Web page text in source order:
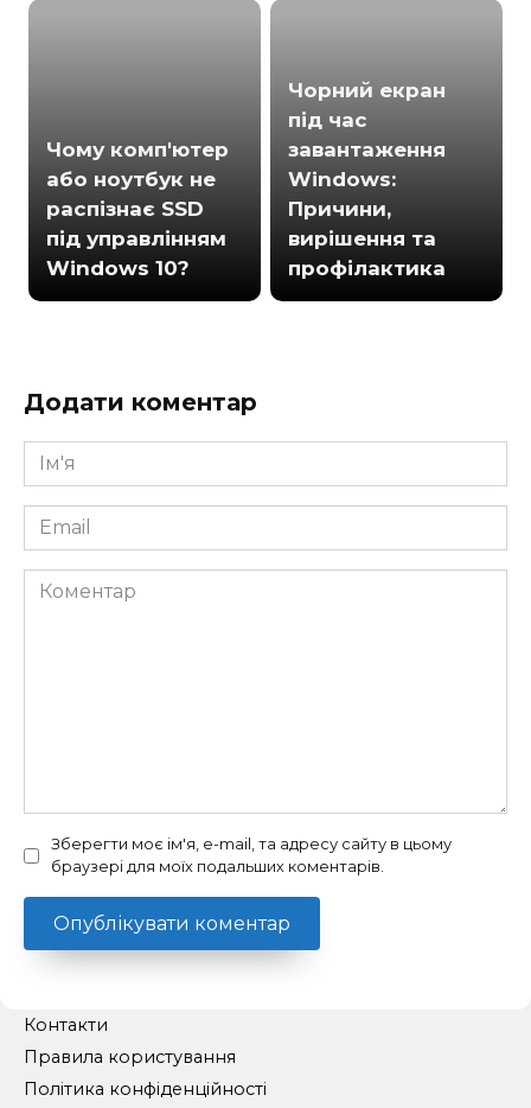
Чому комп'ютер
або ноутбук не
распізнає SSD
під управлінням
Windows 10?
Чорний екран
під час
завантаження
Windows:
Причини,
вирішення та
профілактика
Додати коментар
Ім'я
*
Email
*
Коментар
Зберегти моє ім'я, e-mail, та адресу сайту в цьому
браузері для моїх подальших коментарів.
Контакти
Правила користування
Політика конфіденційності